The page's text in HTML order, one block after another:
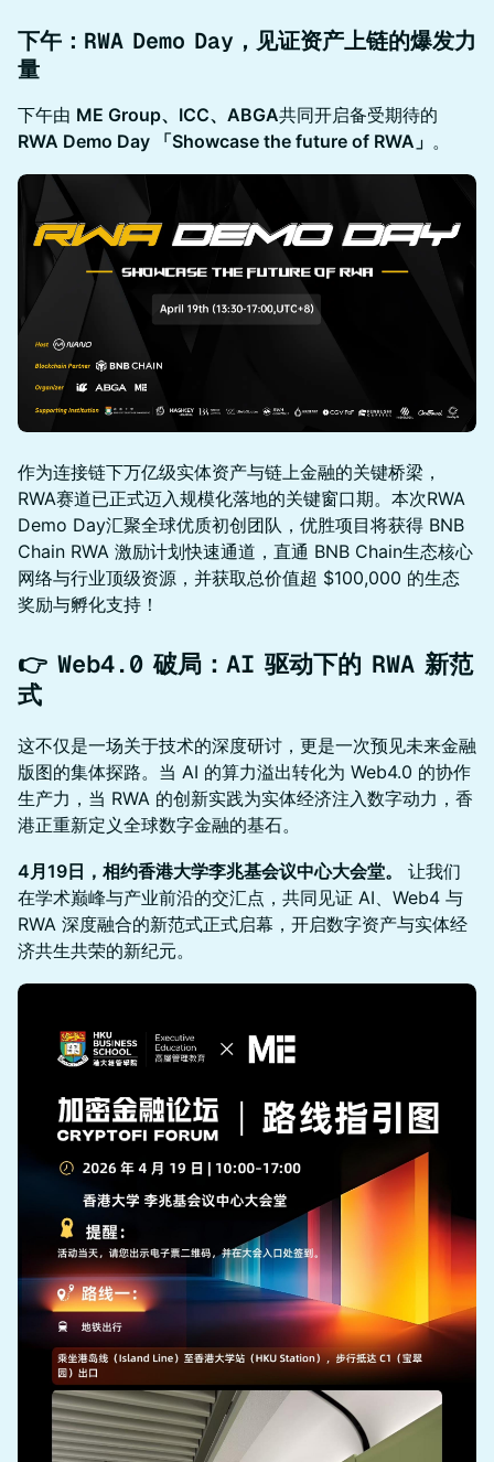
下午：RWA Demo Day，见证资产上链的爆发力
量
下午由 ME Group、ICC、ABGA共同开启备受期待的
RWA Demo Day 「Showcase the future of RWA」 。
作为连接链下万亿级实体资产与链上金融的关键桥梁，
RWA赛道已正式迈入规模化落地的关键窗口期。本次RWA
Demo Day汇聚全球优质初创团队，优胜项目将获得 BNB
Chain RWA 激励计划快速通道，直通 BNB Chain生态核心
网络与行业顶级资源，并获取总价值超 $100,000 的生态
奖励与孵化支持！
👉 ​Web4.0 破局：AI 驱动下的 RWA 新范
式
这不仅是一场关于技术的深度研讨，更是一次预见未来金融
版图的集体探路。当 AI 的算力溢出转化为 Web4.0 的协作
生产力，当 RWA 的创新实践为实体经济注入数字动力，香
港正重新定义全球数字金融的基石。
4月19日，相约香港大学李兆基会议中心大会堂。
让我们
在学术巅峰与产业前沿的交汇点，共同见证 AI、Web4 与
RWA 深度融合的新范式正式启幕，开启数字资产与实体经
济共生共荣的新纪元。